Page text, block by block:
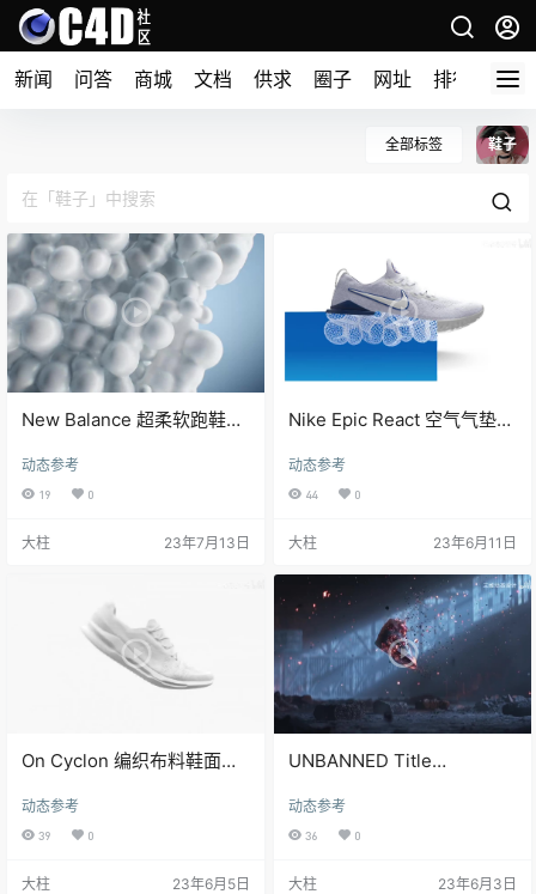
新闻 问答 商城 文档 供求 圈子 网址 排行榜
全部标签 鞋子
New Balance 超柔软跑鞋鞋
动态参考
19 0
大柱 23年7月13日
Nike Epic React 空气气垫跑
动态参考
44 0
大柱 23年6月11日
On Cyclon 编织布料鞋面动
动态参考
39 0
大柱 23年6月5日
UNBANNED Title
现广告动态设计
动态参考
36 0
大柱 23年6月3日